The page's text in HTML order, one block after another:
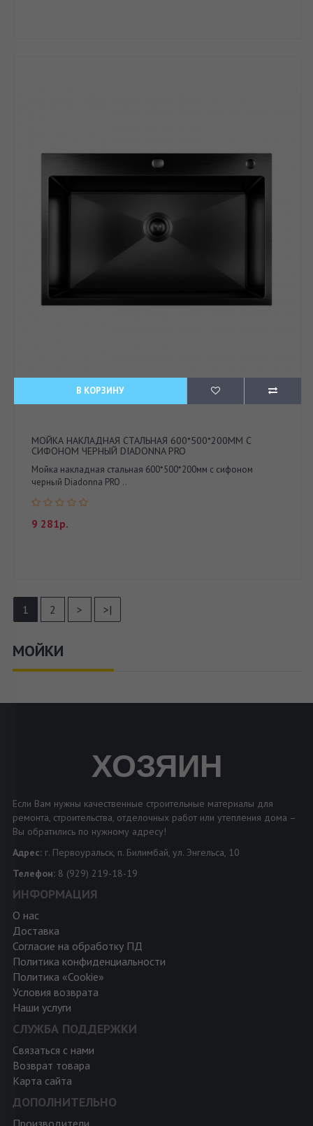
В КОРЗИНУ
МОЙКА НАКЛАДНАЯ СТАЛЬНАЯ 600*500*200ММ С
СИФОНОМ ЧЕРНЫЙ DIADONNA PRO
Мойка накладная стальная 600*500*200мм с сифоном
черный Diadonna PRO ..
9 281р.
1 2 > >|
МОЙКИ
ХОЗЯИН
Если Вам нужны качественные строительные материалы для
ремонта, строительства, отделочных работ или утепления дома –
Вы обратились по нужному адресу!
Адрес: г. Первоуральск, п. Билимбай, ул. Энгельса, 10
Телефон: 8 (929) 219-18-19
ИНФОРМАЦИЯ
О нас
Доставка
Согласие на обработку ПД
Политика конфиденциальности
Политика «Cookie»
Условия возврата
Наши услуги
СЛУЖБА ПОДДЕРЖКИ
Связаться с нами
Возврат товара
Карта сайта
ДОПОЛНИТЕЛЬНО